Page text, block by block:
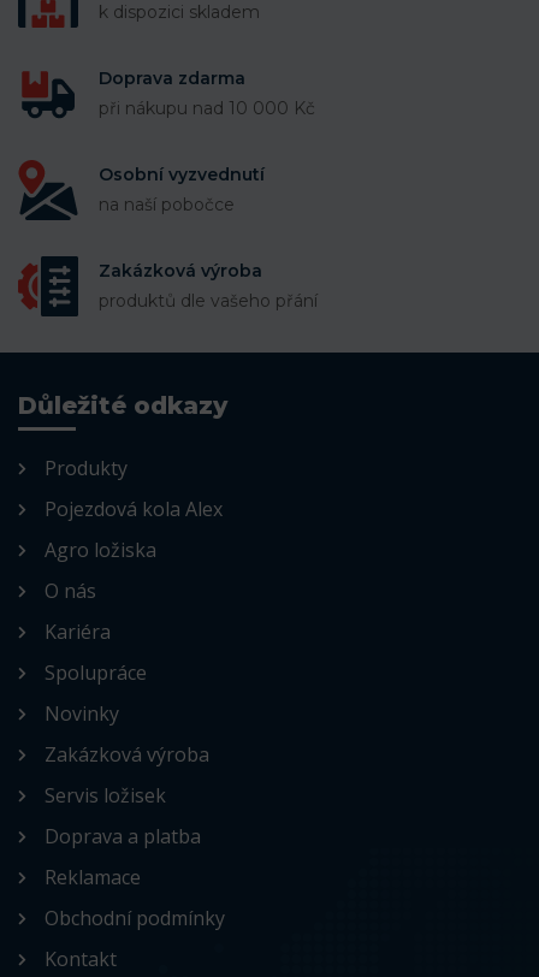
k dispozici skladem
Doprava zdarma
při nákupu nad 10 000 Kč
Osobní vyzvednutí
na naší pobočce
Zakázková výroba
produktů dle vašeho přání
Důležité odkazy
Produkty
Pojezdová kola Alex
Agro ložiska
O nás
Kariéra
Spolupráce
Novinky
Zakázková výroba
Servis ložisek
Doprava a platba
Reklamace
Obchodní podmínky
Kontakt